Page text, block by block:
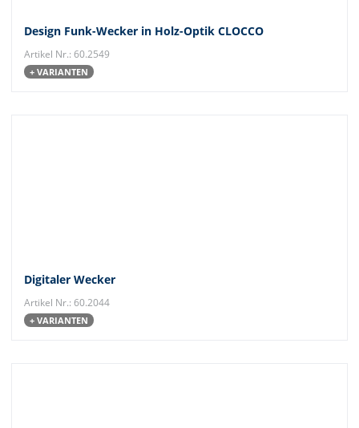
Design Funk-Wecker in Holz-Optik CLOCCO
Artikel Nr.: 60.2549
+ VARIANTEN
Digitaler Wecker
Artikel Nr.: 60.2044
+ VARIANTEN